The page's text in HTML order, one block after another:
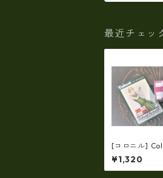
最近チェッ
[コロニル]
革バッグ・財
保護・栄養ク
ニリンクリー
¥1,320